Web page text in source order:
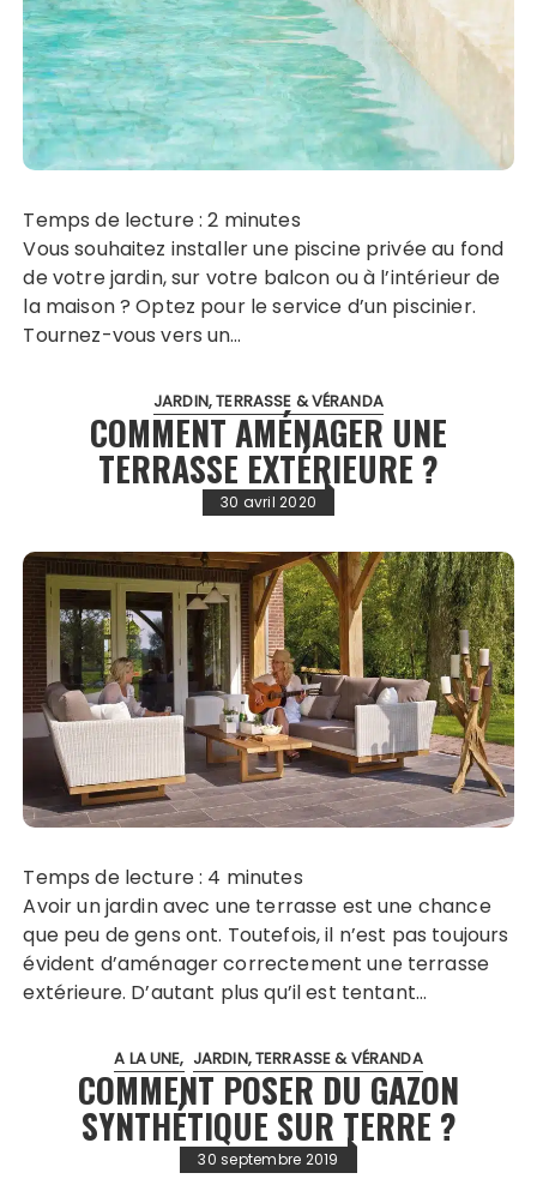
Temps de lecture :2 minutes
Vous souhaitez installer une piscine privée au fond
de votre jardin, sur votre balcon ou à l’intérieur de
la maison ? Optez pour le service d’un piscinier.
Tournez-vous vers un…
JARDIN, TERRASSE & VÉRANDA
COMMENT AMÉNAGER UNE
TERRASSE EXTÉRIEURE ?
30 avril 2020
Temps de lecture : 4 minutes
Avoir un jardin avec une terrasse est une chance
que peu de gens ont. Toutefois, il n’est pas toujours
évident d’aménager correctement une terrasse
extérieure. D’autant plus qu’il est tentant…
A LA UNE JARDIN, TERRASSE & VÉRANDA
COMMENT POSER DU GAZON
SYNTHÉTIQUE SUR TERRE ?
30 septembre 2019